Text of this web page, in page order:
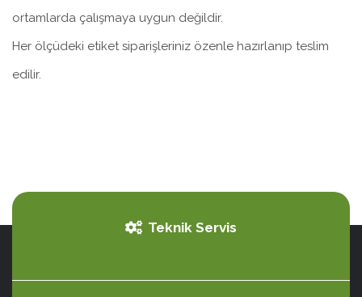
ortamlarda çalışmaya uygun değildir.
Her ölçüdeki etiket siparişleriniz özenle hazırlanıp teslim
edilir.
Teknik Servis